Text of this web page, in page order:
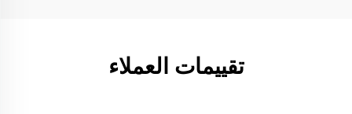
تقييمات العملاء